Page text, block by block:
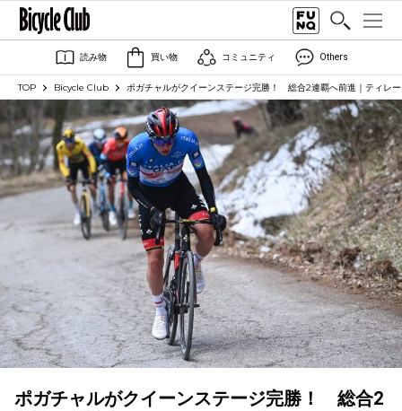
読み物 買い物 コミュニティ Others
TOP Bicycle Club ポガチャルがクイーンステージ完勝！ 総合2連覇へ前進｜ティレ
ポガチャルがクイーンステージ完勝！ 総合2